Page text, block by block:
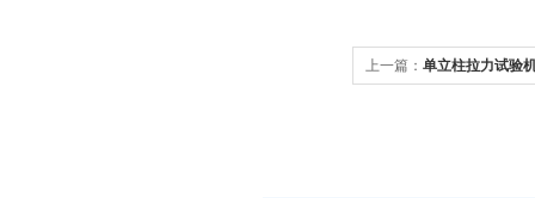
上一篇： 单立柱拉力试验